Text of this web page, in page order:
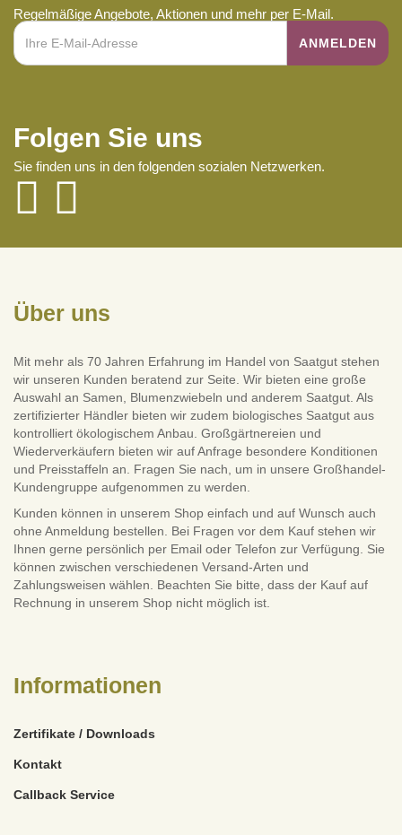
Regelmäßige Angebote, Aktionen und mehr per E-Mail.
Folgen Sie uns
Sie finden uns in den folgenden sozialen Netzwerken.
Über uns
Mit mehr als 70 Jahren Erfahrung im Handel von Saatgut stehen
wir unseren Kunden beratend zur Seite. Wir bieten eine große
Auswahl an Samen, Blumenzwiebeln und anderem Saatgut. Als
zertifizierter Händler bieten wir zudem biologisches Saatgut aus
kontrolliert ökologischem Anbau. Großgärtnereien und
Wiederverkäufern bieten wir auf Anfrage besondere Konditionen
und Preisstaffeln an. Fragen Sie nach, um in unsere Großhandel-
Kundengruppe aufgenommen zu werden.
Kunden können in unserem Shop einfach und auf Wunsch auch
ohne Anmeldung bestellen. Bei Fragen vor dem Kauf stehen wir
Ihnen gerne persönlich per Email oder Telefon zur Verfügung. Sie
können zwischen verschiedenen Versand-Arten und
Zahlungsweisen wählen. Beachten Sie bitte, dass der Kauf auf
Rechnung in unserem Shop nicht möglich ist.
Informationen
Zertifikate / Downloads
Kontakt
Callback Service